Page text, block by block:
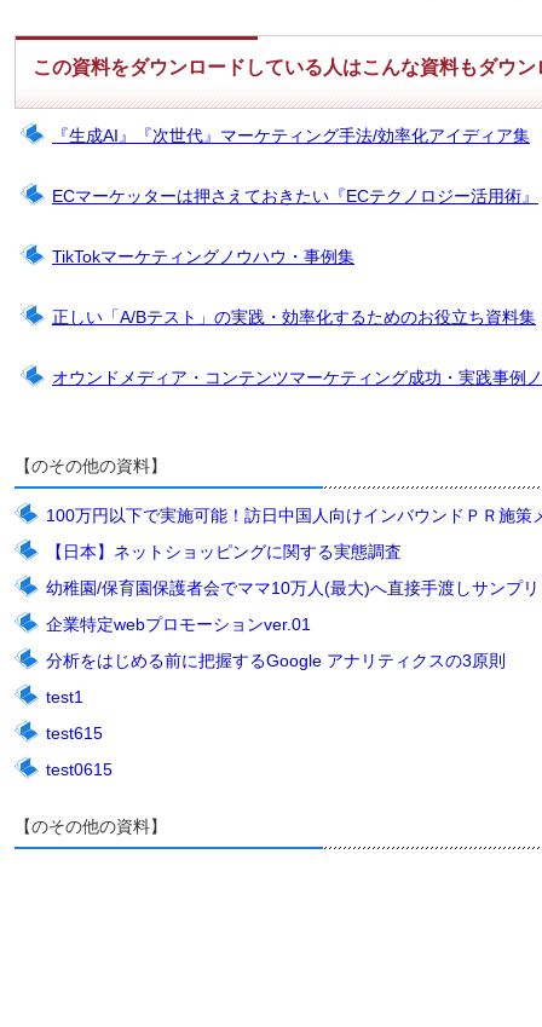
この資料をダウンロードしている人はこんな資料もダウ
『生成AI』『次世代』マーケティング手法/効率化アイディア集
ECマーケッターは押さえておきたい『ECテクノロジー活用術』
TikTokマーケティングノウハウ・事例集
正しい「A/Bテスト」の実践・効率化するためのお役立ち資料集
オウンドメディア・コンテンツマーケティング成功・実践事例
【のその他の資料】
100万円以下で実施可能！訪日中国人向けインバウンドＰＲ施策
【日本】ネットショッピングに関する実態調査
幼稚園/保育園保護者会でママ10万人(最大)へ直接手渡しサンプ
企業特定webプロモーションver.01
分析をはじめる前に把握するGoogle アナリティクスの3原則
test1
test615
test0615
【のその他の資料】